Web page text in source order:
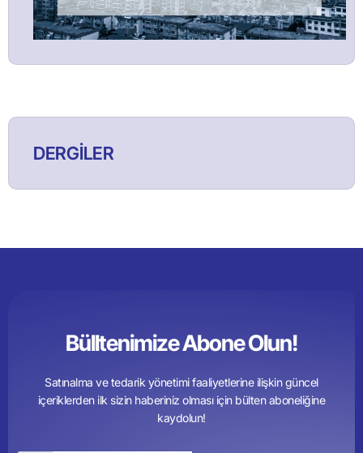
DERGİLER
Bülltenimize Abone Olun!
Satınalma ve tedarik yönetimi faaliyetlerine ilişkin güncel
içeriklerden ilk sizin haberiniz olması için bülten aboneliğine
kaydolun!